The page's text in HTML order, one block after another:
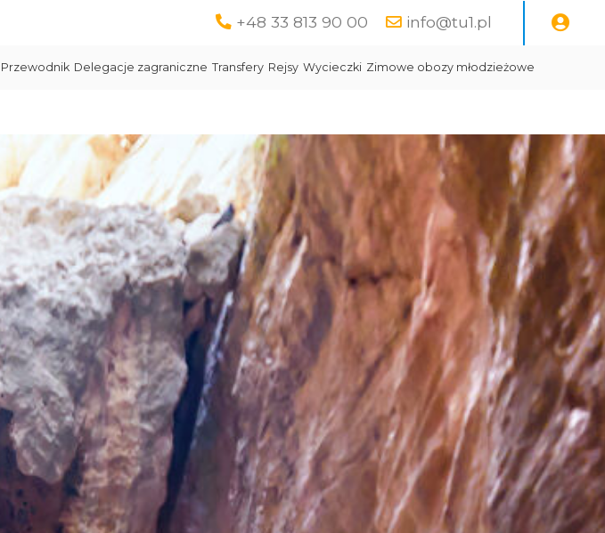
+48 33 813 90 00 info@tu1.pl
Przewodnik Delegacje zagraniczne Transfery Rejsy Wycieczki Zimowe obozy młodzieżowe